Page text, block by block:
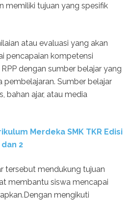
memiliki tujuan yang spesifik
atau evaluasi yang akan
pencapaian kompetensi
RPP dengan sumber belajar yang
pembelajaran. Sumber belajar
bahan ajar, atau media
Merdeka SMK TKR Edisi
2
tersebut mendukung tujuan
membantu siswa mencapai
mengikuti